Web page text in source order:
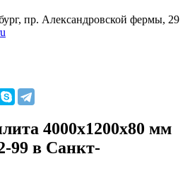
пр. Александровской фермы, 29
4000х1200х80 мм
99 в Санкт-